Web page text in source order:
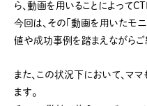
ら、動画を用いることによって
今回は、その「動画を用いたモ
値や成功事例を踏まえながらご
また、この状況下において、マ
ます。